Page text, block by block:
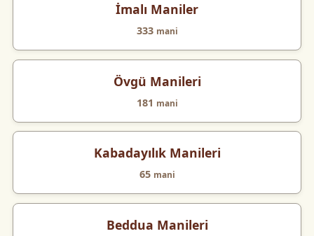
İmalı Maniler
333 mani
Övgü Manileri
181 mani
Kabadayılık Manileri
65 mani
Beddua Manileri